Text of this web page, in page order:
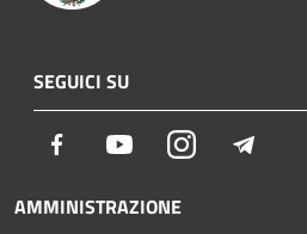
SEGUICI SU
Facebook YoutubeInstagram
AMMINISTRAZIONE